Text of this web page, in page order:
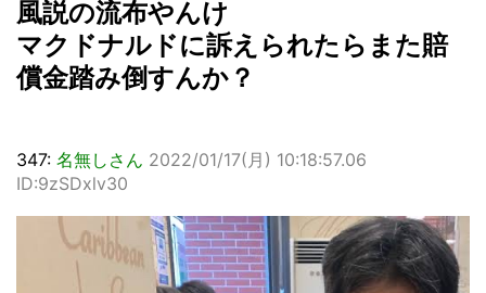
風説の流布やんけ
マクドナルドに訴えられたらまた賠
償金踏み倒すんか？
347: 名無しさん 2022/01/17(月) 10:18:57.06
ID:9zSDxlv30